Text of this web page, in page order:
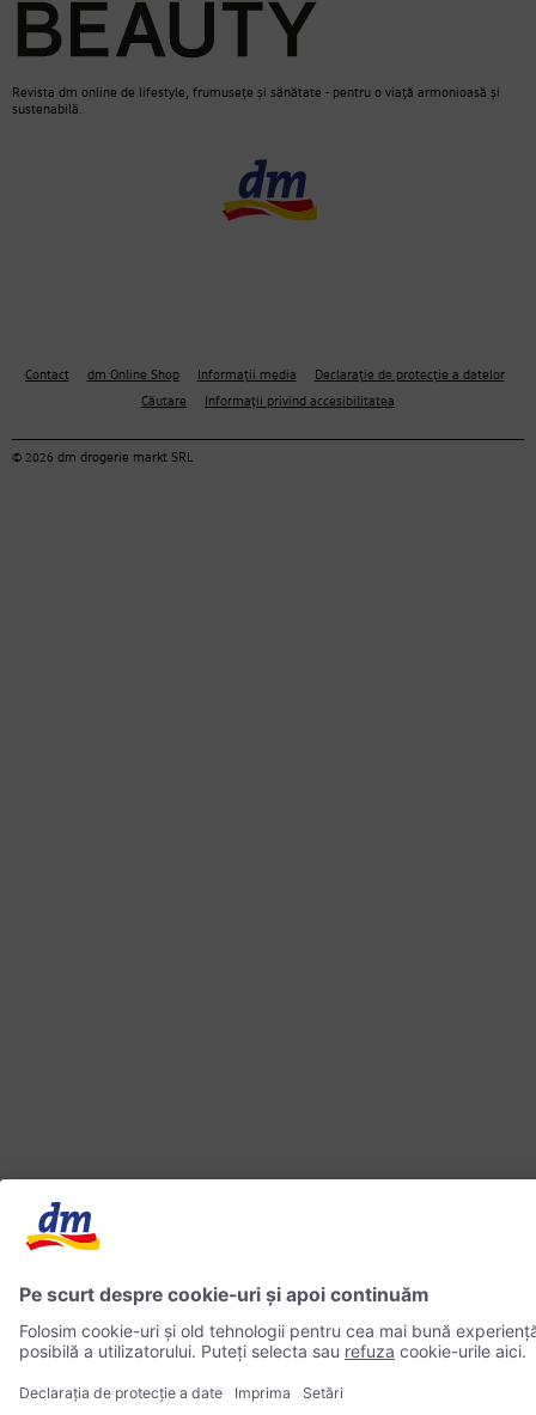
Revista dm online de lifestyle, frumusețe și sănătate - pentru o viață armonioasă și
sustenabilă.
Contact dm Online Shop Informații media
Declarație de protecție a datelor
Căutare
Informații privind accesibilitatea
© 2026 dm drogerie markt SRL